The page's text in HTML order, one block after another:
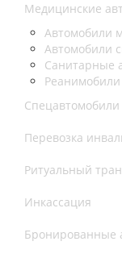
Медицинские
Автомобили
Автомобили
Санитарные
Реанимобили
Спецавтомобили
Перевозка
Ритуальный
Инкассация
Бронированные